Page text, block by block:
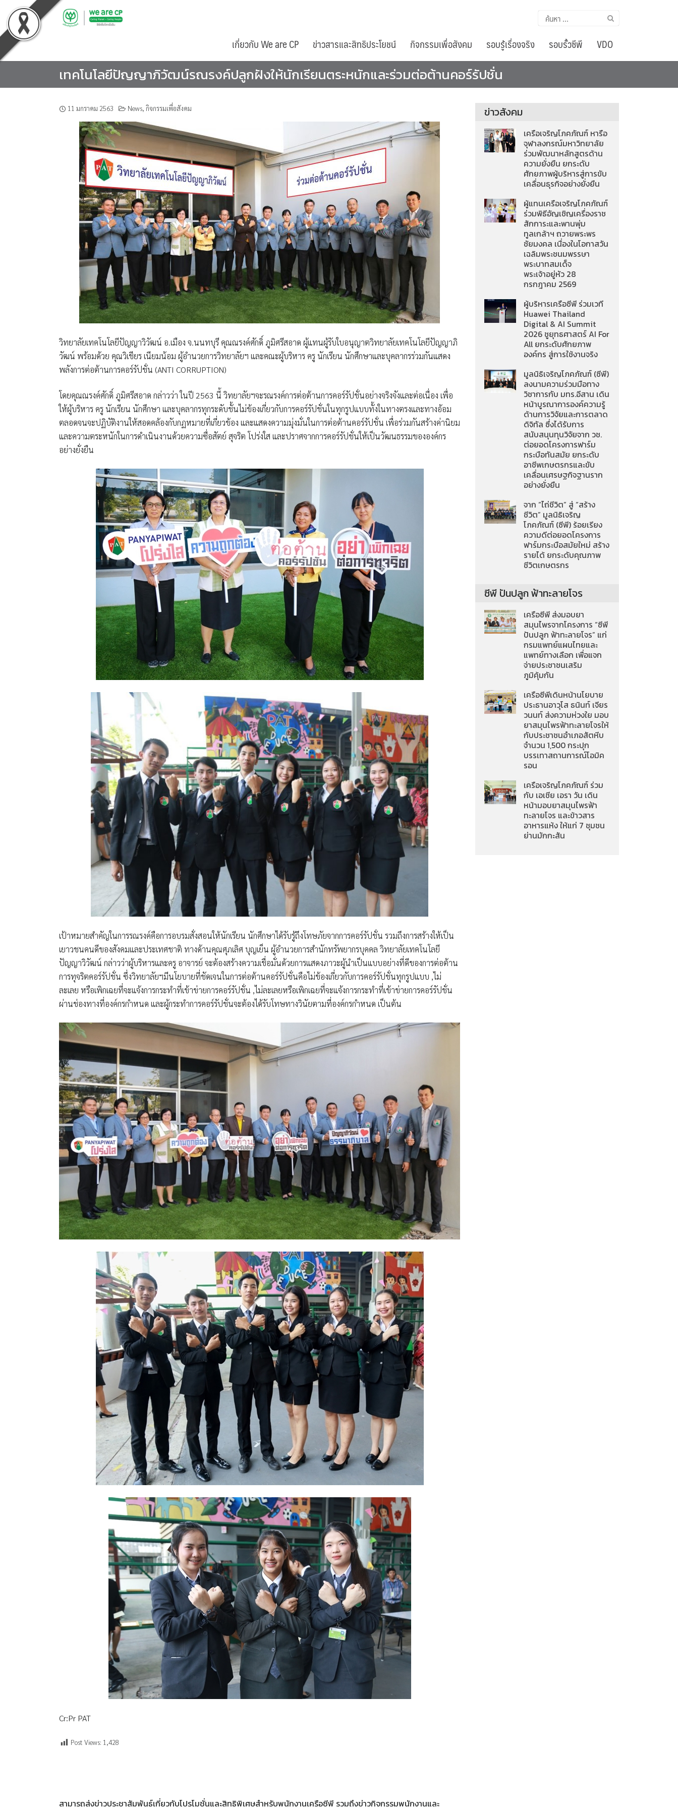
to
content
ค้นหา
เกี่ยวกับ We are CP ข่าวสารและสิทธิประโยชน์ กิจกรรมเพื่อสังคม รอบรู้เรื่องจริง รอบรั้วซีพี VDO
เทคโนโลยีปัญญาภิวัฒน์รณรงค์ปลูกฝังให้นักเรียนตระหนักและร่วมต่อต้านคอร์รัปชั่น
11 มกราคม 2563 News, กิจกรรมเพื่อสังคม
วิทยาลัยเทคโนโลยีปัญญาวิวัฒน์ อ.เมือง จ.นนทบุรี คุณณรงค์ศักดิ์ ภูมิศรีสอาด ผู้แทนผู้รับใบอนุญาตวิทยาลัยเทคโนโลยีปัญญาภิ
วัฒน์ พร้อมด้วย คุณวิเชียร เนียมน้อม ผู้อำนวยการวิทยาลัยฯ และคณะผู้บริหาร ครู นักเรียน นักศึกษาและบุคลากรร่วมกันแสดง
พลังการต่อต้านการคอร์รัปชั่น (ANTI CORRUPTION)
โดยคุณณรงค์ศักดิ์ ภูมิศรีสอาด กล่าวว่า ในปี 2563 นี้ วิทยาลัยฯจะรณรงค์การต่อต้านการคอร์รัปชั่นอย่างจริงจังและต่อเนื่อง เพื่อ
ให้ผู้บริหาร ครู นักเรียน นักศึกษา และบุคลากรทุกระดับชั้นไม่ข้องเกี่ยวกับการคอร์รัปชั่นในทุกรูปแบบทั้งในทางตรงและทางอ้อม
ตลอดจนจะปฏิบัติงานให้สอดคล้องกับกฏหมายที่เกี่ยวข้อง และแสดงความมุ่งมั่นในการต่อต้านคอร์รัปชั่น เพื่อร่วมกันสร้างค่านิยม
และความตระหนักในการดำเนินงานด้วยความซื่อสัตย์ สุจริต โปร่งใส และปราศจากการคอร์รัปชั่นให้เป็นวัฒนธรรมขององค์กร
อย่างยั่งยืน
เป้าหมายสำคัญในการรณรงค์คือการอบรมสั่งสอนให้นักเรียน นักศึกษาได้รับรู้ถึงโทษภัยจากการคอร์รัปชั่น รวมถึงการสร้างให้เป็น
เยาวชนคนดีของสังคมและประเทศชาติ ทางด้านคุณศุภเลิศ บุญเย็น ผู้อำนวยการสำนักทรัพยากรบุคคล วิทยาลัยเทคโนโลยี
ปัญญาวิวัฒน์ กล่าวว่าผู้บริหารและครู อาจารย์ จะต้องสร้างความเชื่อมั่นด้วยการแสดงภาวะผู้นำเป็นแบบอย่างที่ดีของการต่อต้าน
การทุจริตคอร์รัปชั่น ซึ่งวิทยาลัยฯมีนโยบายที่ชัดเจนในการต่อต้านคอร์รัปชั่นคือไม่ข้องเกี่ยวกับการคอร์รัปชั่นทุกรูปแบบ ,ไม่
ละเลย หรือเพิกเฉยที่จะแจ้งการกระทำที่เข้าข่ายการคอร์รัปชั่น ,ไม่ละเลยหรือเพิกเฉยที่จะแจ้งการกระทำที่เข้าข่ายการคอร์รัปชั่น
ผ่านช่องทางที่องค์กรกำหนด และผู้กระทำการคอร์รัปชั่นจะต้องได้รับโทษทางวินัยตามที่องค์กรกำหนด เป็นต้น
Cr:Pr PAT
Post Views: 1,428
ข่าวสังคม
เครือเจริญโภคภัณฑ์ หารือ
จุฬาลงกรณ์มหาวิทยาลัย
ร่วมพัฒนาหลักสูตรด้าน
ความยั่งยืน ยกระดับ
ศักยภาพผู้บริหารสู่การขับ
เคลื่อนธุรกิจอย่างยั่งยืน
ผู้แทนเครือเจริญโภคภัณฑ์
ร่วมพิธีอัญเชิญเครื่องราช
สักการะและพานพุ่ม
ทูลเกล้าฯ ถวายพระพร
ชัยมงคล เนื่องในโอกาสวัน
เฉลิมพระชนมพรรษา
พระบาทสมเด็จ
พระเจ้าอยู่หัว 28
กรกฎาคม 2569
ผู้บริหารเครือซีพี ร่วมเวที
Huawei Thailand
Digital & AI Summit
2026 ชูยุทธศาสตร์ AI For
All ยกระดับศักยภาพ
องค์กร สู่การใช้งานจริง
มูลนิธิเจริญโภคภัณฑ์ (ซีพี)
ลงนามความร่วมมือทาง
วิชาการกับ มทร.อีสาน เดิน
หน้าบูรณาการองค์ความรู้
ด้านการวิจัยและการตลาด
ดิจิทัล ซึ่งได้รับการ
สนับสนุนทุนวิจัยจาก วช.
ต่อยอดโครงการฟาร์ม
กระบือทันสมัย ยกระดับ
อาชีพเกษตรกรและขับ
เคลื่อนเศรษฐกิจฐานราก
อย่างยั่งยืน
จาก “ไถ่ชีวิต” สู่ “สร้าง
ชีวิต” มูลนิธิเจริญ
โภคภัณฑ์ (ซีพี) ร้อยเรียง
ความดีต่อยอดโครงการ
ฟาร์มกระบือสมัยใหม่ สร้าง
รายได้ ยกระดับคุณภาพ
ชีวิตเกษตรกร
ซีพี ปันปลูก ฟ้าทะลายโจร
เครือซีพี ส่งมอบยา
สมุนไพรจากโครงการ “ซีพี
ปันปลูก ฟ้าทะลายโจร” แก่
กรมแพทย์แผนไทยและ
แพทย์ทางเลือก เพื่อแจก
จ่ายประชาชนเสริม
ภูมิคุ้มกัน
เครือซีพีเดินหน้านโยบาย
ประธานอาวุโส ธนินท์ เจียร
วนนท์ ส่งความห่วงใย มอบ
ยาสมุนไพรฟ้าทะลายโจรให้
กับประชาชนอำเภอสัตหีบ
จำนวน 1,500 กระปุก
บรรเทาสถานการณ์โอมิค
รอน
เครือเจริญโภคภัณฑ์ ร่วม
กับ เอเชีย เอรา วัน เดิน
หน้ามอบยาสมุนไพรฟ้า
ทะลายโจร และข้าวสาร
อาหารแห้ง ให้แก่ 7 ชุมชน
ย่านมักกะสัน
สามารถส่งข่าวประชาสัมพันธ์เกี่ยวกับโปรโมชั่นและสิทธิพิเศษสำหรับพนักงานเครือซีพี รวมถึงข่าวกิจกรรมพนักงานและ